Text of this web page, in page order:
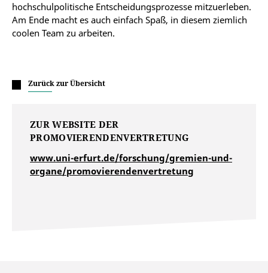
hochschulpolitische Entscheidungsprozesse mitzuerleben.
Am Ende macht es auch einfach Spaß, in diesem ziemlich
coolen Team zu arbeiten.
Zurück zur Übersicht
ZUR WEBSITE DER
PROMOVIERENDENVERTRETUNG
www.uni-erfurt.de/forschung/gremien-und-
organe/promovierendenvertretung